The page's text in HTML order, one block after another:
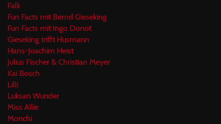
Falk
Fun Facts mit Bernd Gieseking
Fun Facts mit Ingo Donot
Gieseking trifft Husmann
Hans-Joachim Heist
Julius Fischer & Christian Meyer
Kai Bosch
Lilli
Luksan Wunder
Miss Allie
Monchi